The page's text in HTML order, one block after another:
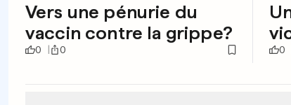
Vers une pénurie du
vaccin contre la grippe?
0 0 0